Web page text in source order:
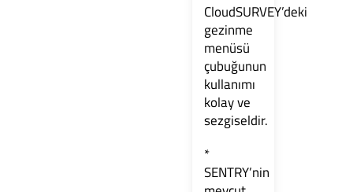
CloudSURVEY’deki
gezinme
menüsü
çubuğunun
kullanımı
kolay ve
sezgiseldir.
*
SENTRY’nin